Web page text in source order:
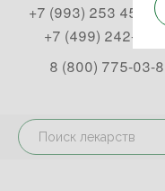
+7 (993) 253 45 93
+7 (499) 242-90-85
8 (800) 775-03-